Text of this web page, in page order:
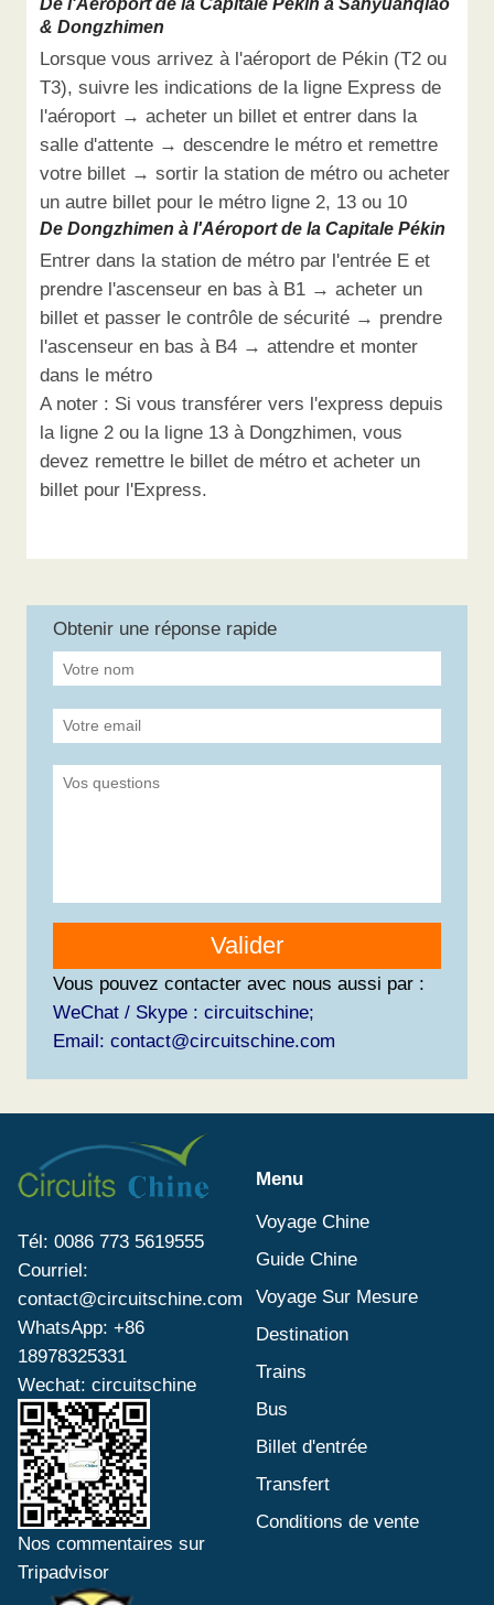
De l'Aéroport de la Capitale Pékin à Sanyuanqiao
& Dongzhimen
Lorsque vous arrivez à l'aéroport de Pékin (T2 ou
T3), suivre les indications de la ligne Express de
l'aéroport → acheter un billet et entrer dans la
salle d'attente → descendre le métro et remettre
votre billet → sortir la station de métro ou acheter
un autre billet pour le métro ligne 2, 13 ou 10
De Dongzhimen à l'Aéroport de la Capitale Pékin
Entrer dans la station de métro par l'entrée E et
prendre l'ascenseur en bas à B1 → acheter un
billet et passer le contrôle de sécurité → prendre
l'ascenseur en bas à B4 → attendre et monter
dans le métro
A noter : Si vous transférer vers l'express depuis
la ligne 2 ou la ligne 13 à Dongzhimen, vous
devez remettre le billet de métro et acheter un
billet pour l'Express.
Obtenir une réponse rapide
Valider
Vous pouvez contacter avec nous aussi par :
WeChat / Skype : circuitschine;
Email: contact@circuitschine.com
Tél: 0086 773 5619555
Courriel:
contact@circuitschine.com
WhatsApp: +86
18978325331
Wechat: circuitschine
Nos commentaires sur
Tripadvisor
Menu
Voyage Chine
Guide Chine
Voyage Sur Mesure
Destination
Trains
Bus
Billet d'entrée
Transfert
Conditions de vente